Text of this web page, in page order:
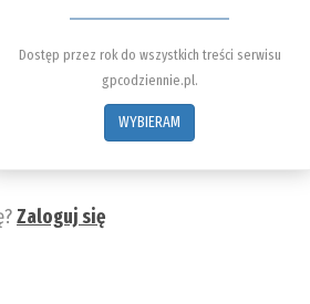
Dostęp przez rok do wszystkich treści serwisu
gpcodziennie.pl.
WYBIERAM
Zaloguj się